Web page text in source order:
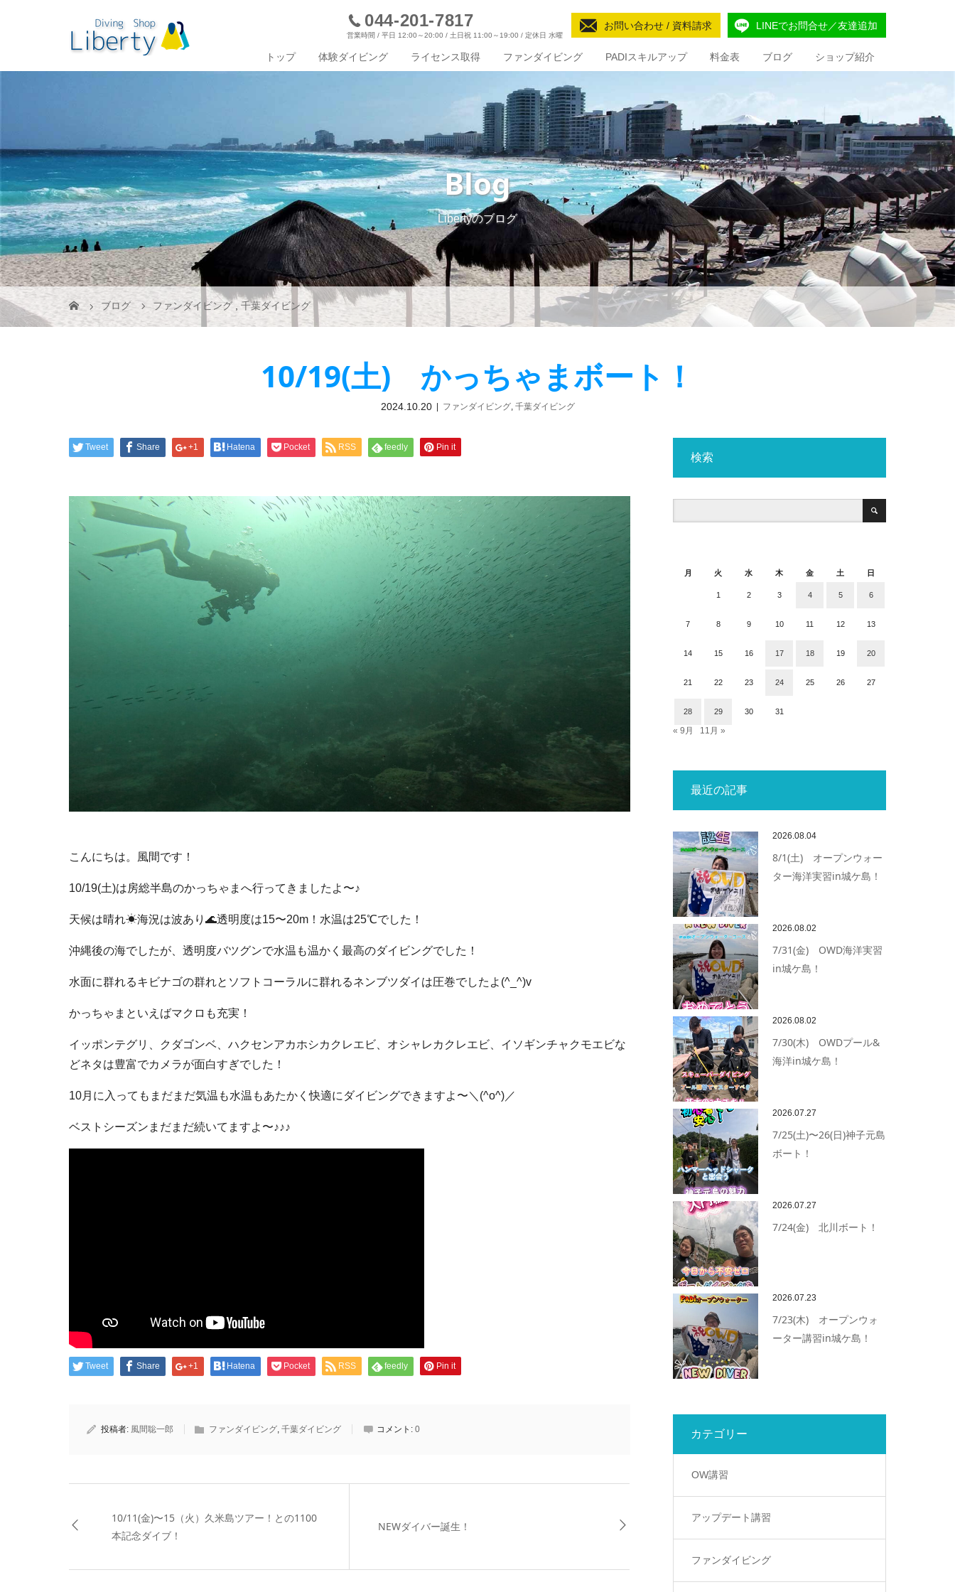
044-201-7817
営業時間 / 平日 12:00～20:00 / 土日祝 11:00～19:00 / 定休日 水曜
お問い合わせ / 資料請求 LINEでお問合せ／友達追加
トップ 体験ダイビング ライセンス取得 ファンダイビング PADIスキルアップ 料金表 ブログ ショップ紹介
Blog
Libertyのブログ
ブログ ファンダイビング 千葉ダイビング
10/19(土) かっちゃまボート！
2024.10.20 ファンダイビング, 千葉ダイビング
Tweet Share +1 Hatena Pocket RSS feedly Pin it
こんにちは。風間です！
10/19(土)は房総半島のかっちゃまへ行ってきましたよ〜♪
天候は晴れ☀海況は波あり🌊透明度は15〜20m！水温は25℃でした！
沖縄後の海でしたが、透明度バツグンで水温も温かく最高のダイビングでした！
水面に群れるキビナゴの群れとソフトコーラルに群れるネンブツダイは圧巻でしたよ(^_^)v
かっちゃまといえばマクロも充実！
イッポンテグリ、クダゴンベ、ハクセンアカホシカクレエビ、オシャレカクレエビ、イソギンチャクモエビな
どネタは豊富でカメラが面白すぎでした！
10月に入ってもまだまだ気温も水温もあたかく快適にダイビングできますよ〜＼(^o^)／
ベストシーズンまだまだ続いてますよ〜♪♪♪
Tweet Share +1 Hatena Pocket RSS feedly Pin it
投稿者: 風間聡一郎 ファンダイビング, 千葉ダイビング コメント: 0
10/11(金)〜15（火）久米島ツアー！との1100
本記念ダイブ！
NEWダイバー誕生！
検索
月
火 水 木 金 土 日
1 2 3 4 5 6
7 8 9 10 11 12 13
14 15 16 17 18 19 20
21 22 23 24 25 26 27
28 29 30 31
« 9月 11月 »
最近の記事
2026.08.04
8/1(土) オープンウォー
ター海洋実習in城ケ島！
2026.08.02
7/31(金) OWD海洋実習
in城ケ島！
2026.08.02
7/30(木) OWDプール&
海洋in城ケ島！
2026.07.27
7/25(土)〜26(日)神子元島
ボート！
2026.07.27
7/24(金) 北川ボート！
2026.07.23
7/23(木) オープンウォ
ーター講習in城ケ島！
カテゴリー
OW講習
アップデート講習
ファンダイビング